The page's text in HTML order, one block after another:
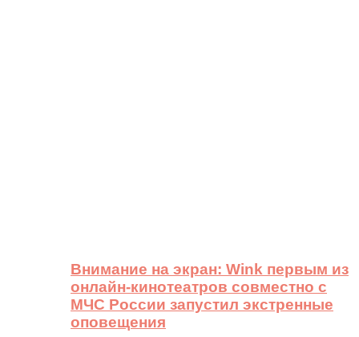
Внимание на экран: Wink первым из
онлайн-кинотеатров совместно с
МЧС России запустил экстренные
оповещения